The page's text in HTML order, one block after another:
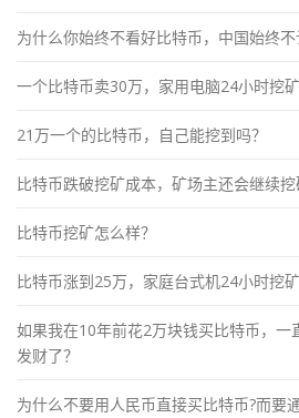
为什么你始终不看好比特币，中国始终不
一个比特币卖30万，家用电脑24小时挖
21万一个的比特币，自己能挖到吗？
比特币跌破挖矿成本，矿场主还会继续挖
比特币挖矿怎么样？
比特币涨到25万，家庭台式机24小时挖
如果我在10年前花2万块钱买比特币，一
发财了？
为什么不要用人民币直接买比特币?而要